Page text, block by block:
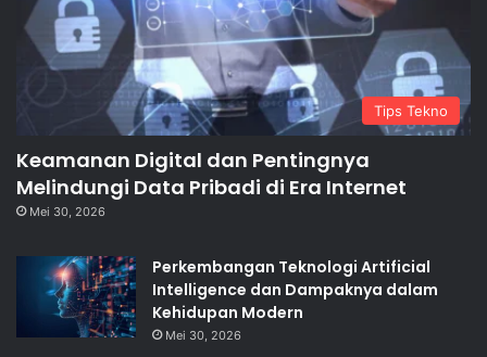
Tips Tekno
Keamanan Digital dan Pentingnya
Melindungi Data Pribadi di Era Internet
Mei 30, 2026
Perkembangan Teknologi Artificial
Intelligence dan Dampaknya dalam
Kehidupan Modern
Mei 30, 2026